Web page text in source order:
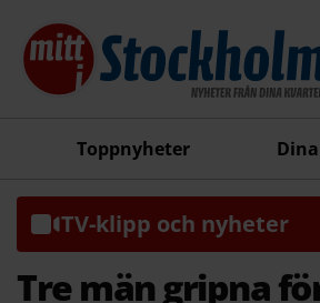
Toppnyheter
TV-klipp och nyheter
Tre män gripna